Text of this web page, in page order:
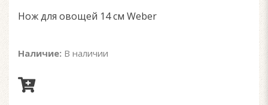
Нож для овощей 14 см Weber
Наличие: В наличии